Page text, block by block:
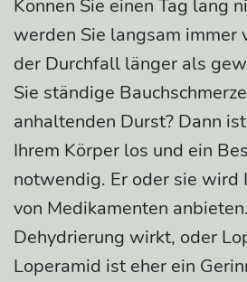
Können Sie einen Tag lang
werden Sie langsam
der Durchfall länger als
Sie ständige
anhaltenden Durst? Dann
Ihrem Körper los und ein
notwendig. Er oder sie wird
von Medikamenten
Dehydrierung wirkt, oder
Loperamid ist eher ein